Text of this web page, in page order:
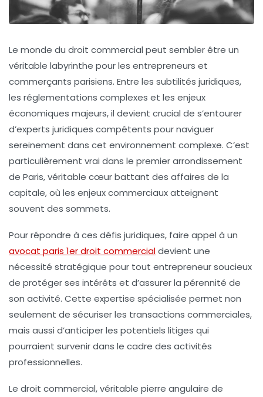
Le monde du droit commercial peut sembler être un
véritable labyrinthe pour les entrepreneurs et
commerçants parisiens. Entre les subtilités juridiques,
les réglementations complexes et les enjeux
économiques majeurs, il devient crucial de s’entourer
d’experts juridiques compétents pour naviguer
sereinement dans cet environnement complexe. C’est
particulièrement vrai dans le premier arrondissement
de Paris, véritable cœur battant des affaires de la
capitale, où les enjeux commerciaux atteignent
souvent des sommets.
Pour répondre à ces défis juridiques, faire appel à un
avocat paris 1er droit commercialdevient une
nécessité stratégique pour tout entrepreneur soucieux
de protéger ses intérêts et d’assurer la pérennité de
son activité. Cette expertise spécialisée permet non
seulement de sécuriser les transactions commerciales,
mais aussi d’anticiper les potentiels litiges qui
pourraient survenir dans le cadre des activités
professionnelles.
Le droit commercial, véritable pierre angulaire de